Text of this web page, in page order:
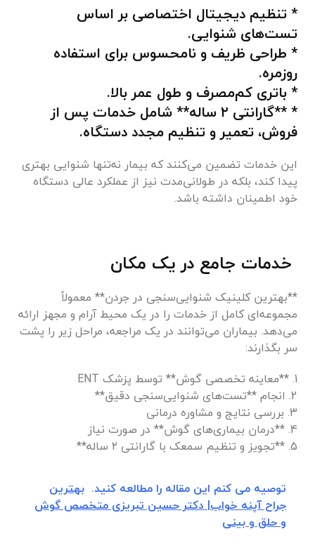
* تنظیم دیجیتال اختصاصی بر اساس
تست‌های شنوایی.
* طراحی ظریف و نامحسوس برای استفاده
روزمره.
* باتری کم‌مصرف و طول عمر بالا.
* **گارانتی ۲ ساله** شامل خدمات پس از
فروش، تعمیر و تنظیم مجدد دستگاه.
این خدمات تضمین می‌کنند که بیمار نه‌تنها شنوایی بهتری
پیدا کند، بلکه در طولانی‌مدت نیز از عملکرد عالی دستگاه
خود اطمینان داشته باشد.
خدمات جامع در یک مکان
**بهترین کلینیک شنوایی‌سنجی در جردن** معمولاً
مجموعه‌ای کامل از خدمات را در یک محیط آرام و مجهز ارائه
می‌دهد. بیماران می‌توانند در یک مراجعه، مراحل زیر را پشت
سر بگذارند:
1. **معاینه تخصصی گوش** توسط پزشک ENT
2. انجام **تست‌های شنوایی‌سنجی دقیق**
3. بررسی نتایج و مشاوره درمانی
4. **درمان بیماری‌های گوش** در صورت نیاز
5. **تجویز و تنظیم سمعک با گارانتی ۲ ساله**
توصیه می کنم این مقاله را مطالعه کنید. بهترین
جراح آپنه خواب| دکتر حسین تبریزی متخصص گوش
و حلق و بینی